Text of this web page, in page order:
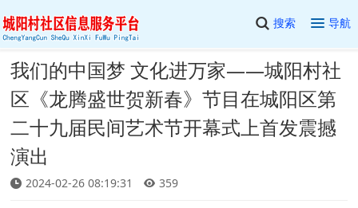
搜索 导航
我们的中国梦 文化进万家——城阳村社
区《龙腾盛世贺新春》节目在城阳区第
二十九届民间艺术节开幕式上首发震撼
演出
2024-02-26 08:19:31 359